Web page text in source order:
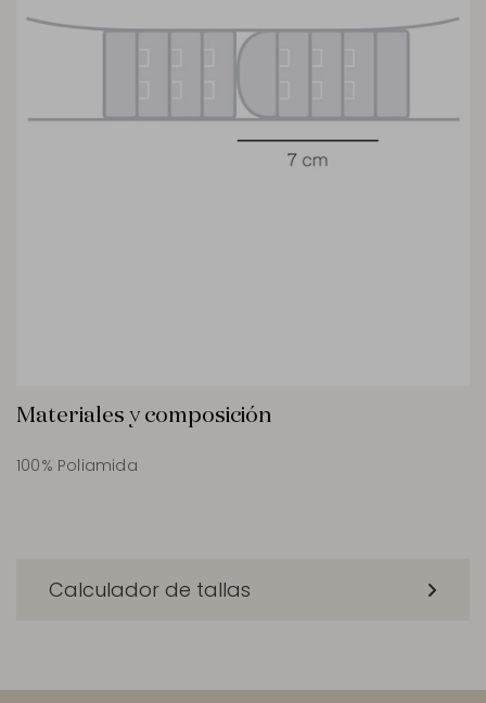
Materiales y composición
100% Poliamida
Calculador de tallas